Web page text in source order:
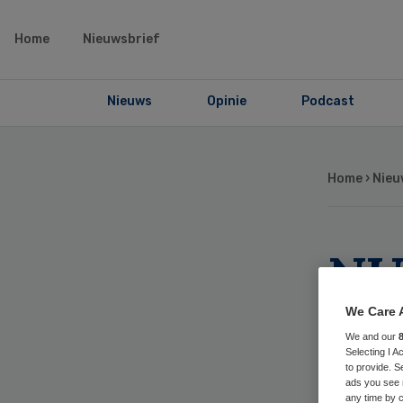
Home Nieuwsbrief
Nieuws Opinie Podcast
Home ›
We Care
We and our
Selecting I
to provide.
ads you see
any time by